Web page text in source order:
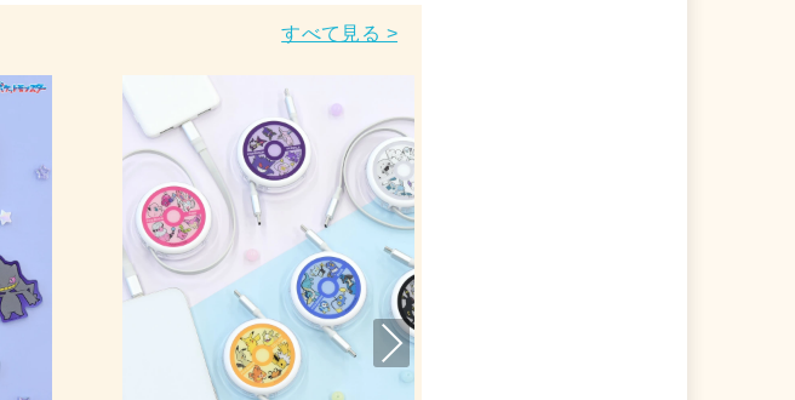
すべて見る >
Nex